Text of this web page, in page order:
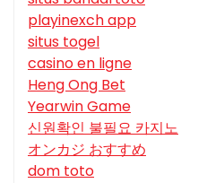
playinexch app
situs togel
casino en ligne
Heng Ong Bet
Yearwin Game
신원확인 불필요 카지노
オンカジ おすすめ
dom toto